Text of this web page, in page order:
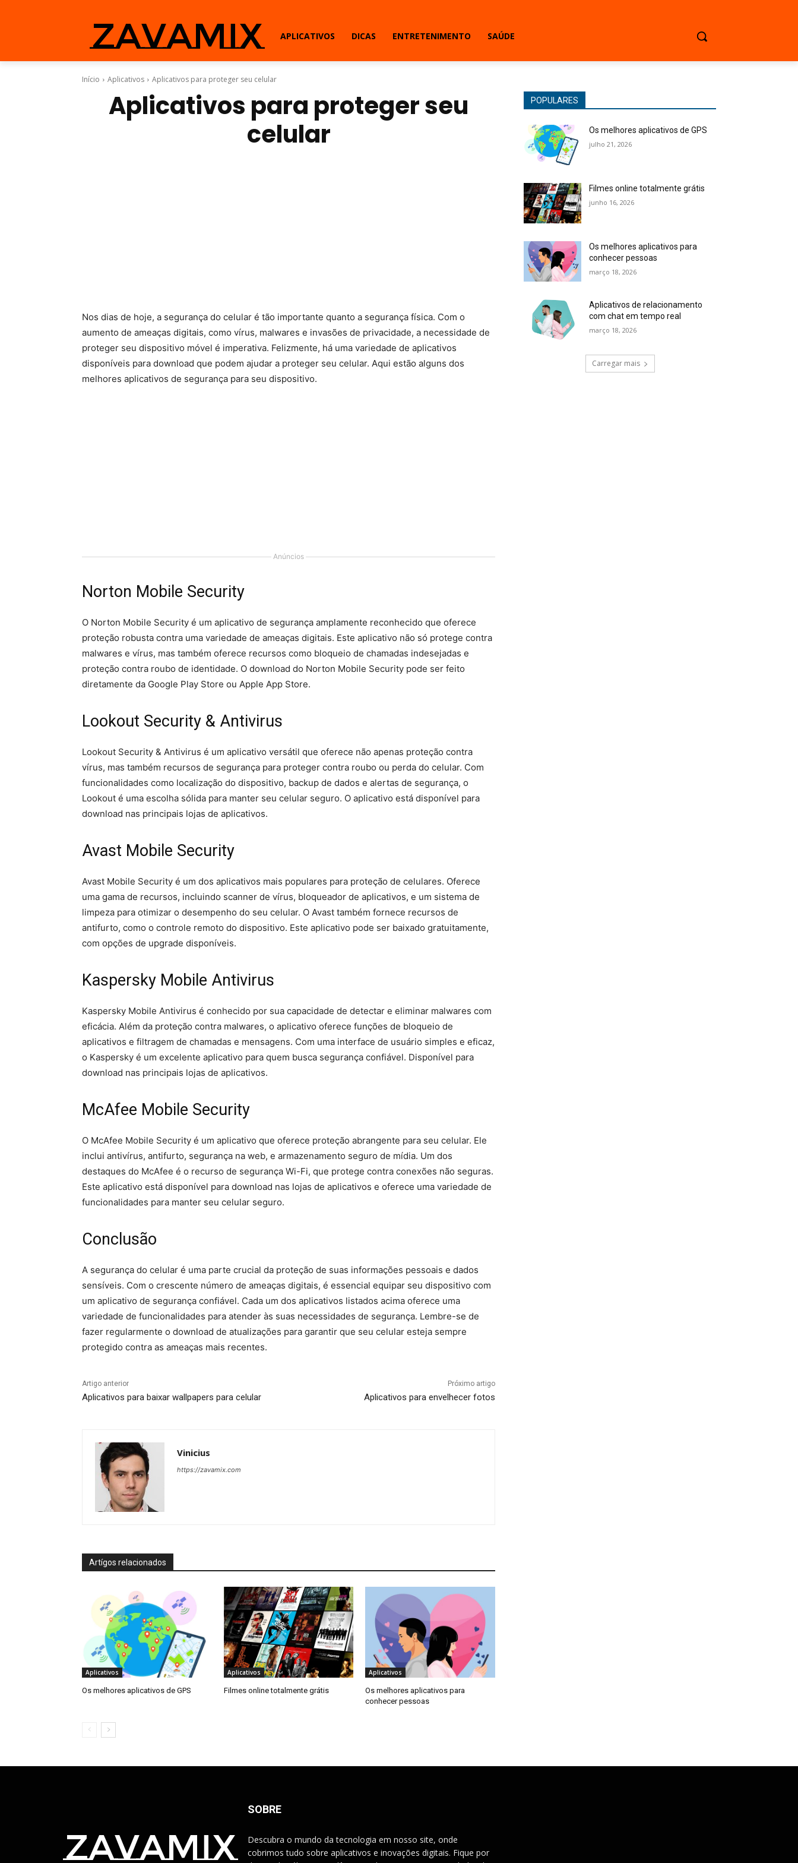
zavamix APLICATIVOS DICAS ENTRETENIMENTO SAÚDE
Início Aplicativos Aplicativos para proteger seu celular
Aplicativos para proteger seu
celular
Nos dias de hoje, a segurança do celular é tão importante quanto a segurança física. Com o
aumento de ameaças digitais, como vírus, malwares e invasões de privacidade, a necessidade de
proteger seu dispositivo móvel é imperativa. Felizmente, há uma variedade de aplicativos
disponíveis para download que podem ajudar a proteger seu celular. Aqui estão alguns dos
melhores aplicativos de segurança para seu dispositivo.
Anúncios
Norton Mobile Security
O Norton Mobile Security é um aplicativo de segurança amplamente reconhecido que oferece
proteção robusta contra uma variedade de ameaças digitais. Este aplicativo não só protege contra
malwares e vírus, mas também oferece recursos como bloqueio de chamadas indesejadas e
proteção contra roubo de identidade. O download do Norton Mobile Security pode ser feito
diretamente da Google Play Store ou Apple App Store.
Lookout Security & Antivirus
Lookout Security & Antivirus é um aplicativo versátil que oferece não apenas proteção contra
vírus, mas também recursos de segurança para proteger contra roubo ou perda do celular. Com
funcionalidades como localização do dispositivo, backup de dados e alertas de segurança, o
Lookout é uma escolha sólida para manter seu celular seguro. O aplicativo está disponível para
download nas principais lojas de aplicativos.
Avast Mobile Security
Avast Mobile Security é um dos aplicativos mais populares para proteção de celulares. Oferece
uma gama de recursos, incluindo scanner de vírus, bloqueador de aplicativos, e um sistema de
limpeza para otimizar o desempenho do seu celular. O Avast também fornece recursos de
antifurto, como o controle remoto do dispositivo. Este aplicativo pode ser baixado gratuitamente,
com opções de upgrade disponíveis.
Kaspersky Mobile Antivirus
Kaspersky Mobile Antivirus é conhecido por sua capacidade de detectar e eliminar malwares com
eficácia. Além da proteção contra malwares, o aplicativo oferece funções de bloqueio de
aplicativos e filtragem de chamadas e mensagens. Com uma interface de usuário simples e eficaz,
o Kaspersky é um excelente aplicativo para quem busca segurança confiável. Disponível para
download nas principais lojas de aplicativos.
McAfee Mobile Security
O McAfee Mobile Security é um aplicativo que oferece proteção abrangente para seu celular. Ele
inclui antivírus, antifurto, segurança na web, e armazenamento seguro de mídia. Um dos
destaques do McAfee é o recurso de segurança Wi-Fi, que protege contra conexões não seguras.
Este aplicativo está disponível para download nas lojas de aplicativos e oferece uma variedade de
funcionalidades para manter seu celular seguro.
Conclusão
A segurança do celular é uma parte crucial da proteção de suas informações pessoais e dados
sensíveis. Com o crescente número de ameaças digitais, é essencial equipar seu dispositivo com
um aplicativo de segurança confiável. Cada um dos aplicativos listados acima oferece uma
variedade de funcionalidades para atender às suas necessidades de segurança. Lembre-se de
fazer regularmente o download de atualizações para garantir que seu celular esteja sempre
protegido contra as ameaças mais recentes.
Artigo anterior
Aplicativos para baixar wallpapers para celular
Próximo artigo
Aplicativos para envelhecer fotos
Vinicius
https://zavamix.com
Artígos relacionados
Aplicativos
Os melhores aplicativos de GPS
Aplicativos
Filmes online totalmente grátis
Aplicativos
Os melhores aplicativos para
conhecer pessoas
POPULARES
Os melhores aplicativos de GPS
julho 21, 2026
Filmes online totalmente grátis
junho 16, 2026
Os melhores aplicativos para
conhecer pessoas
março 18, 2026
Aplicativos de relacionamento
com chat em tempo real
março 18, 2026
Carregar mais
zavamix
SOBRE
Descubra o mundo da tecnologia em nosso site, onde
cobrimos tudo sobre aplicativos e inovações digitais. Fique por